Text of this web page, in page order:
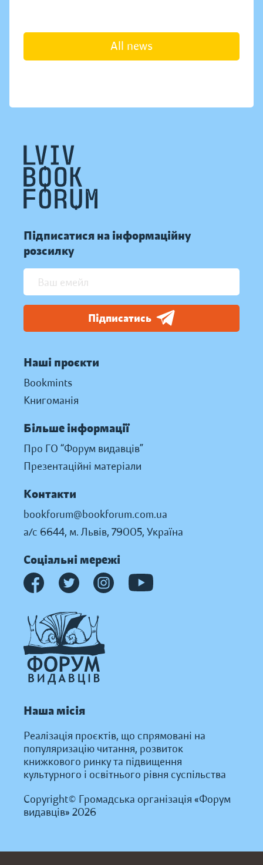
All news
Підписатися на інформаційну
розсилку
Підписатись
Наші проєкти
Bookmints
Книгоманія
Більше інформації
Про ГО “Форум видавців”
Презентаційні матеріали
Контакти
bookforum@bookforum.com.ua
а/с 6644, м. Львів, 79005, Україна
Соціальні мережі
Наша місія
Реалізація проєктів, що спрямовані на
популяризацію читання, розвиток
книжкового ринку та підвищення
культурного і освітнього рівня суспільства
Copyright© Громадська організація «Форум
видавців» 2026